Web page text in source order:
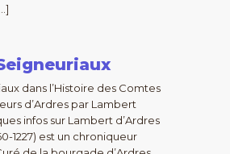
dans l’Histoire des Comtes
d’Ardres par Lambert
infos sur Lambert d’Ardres
1227) est un chroniqueur